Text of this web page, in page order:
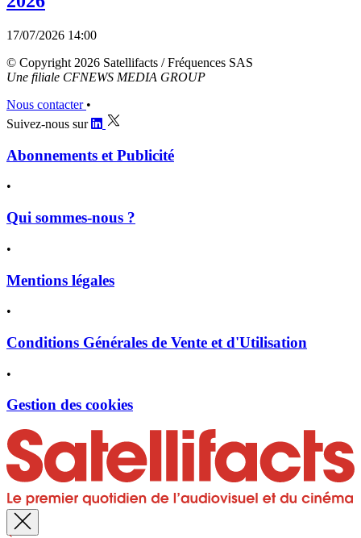
17/07/2026 14:00
© Copyright 2026 Satellifacts / Fréquences SAS
Une filiale CFNEWS MEDIA GROUP
Nous contacter •
Suivez-nous sur
Abonnements et Publicité
•
Qui sommes-nous ?
•
Mentions légales
•
Conditions Générales de Vente et d'Utilisation
•
Gestion des cookies